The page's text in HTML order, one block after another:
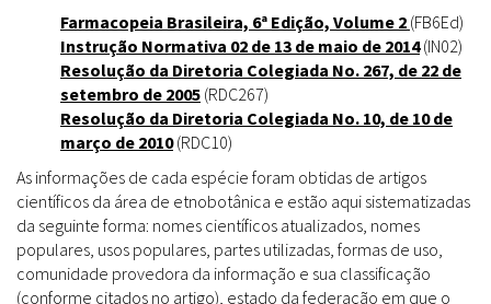
Farmacopeia Brasileira, 6ª Edição, Volume 2 (FB6Ed)
Instrução Normativa 02 de 13 de maio de 2014(IN02)
Resolução da Diretoria Colegiada No. 267, de 22 de
setembro de 2005 (RDC267)
Resolução da Diretoria Colegiada No. 10, de 10 de
março de 2010(RDC10)
As informações de cada espécie foram obtidas de artigos
científicos da área de etnobotânica e estão aqui sistematizadas
da seguinte forma: nomes científicos atualizados, nomes
populares, usos populares, partes utilizadas, formas de uso,
comunidade provedora da informação e sua classificação
(conforme citados no artigo), estado da federação em que o